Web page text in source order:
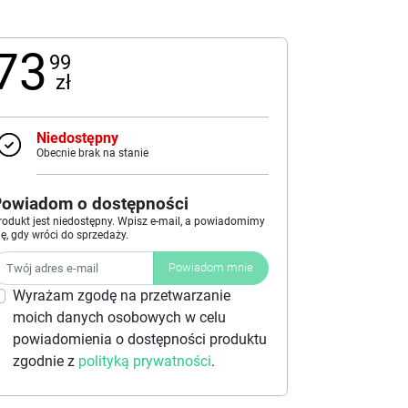
99
zł
Niedostępny
Obecnie brak na stanie
o dostępności
jest niedostępny. Wpisz e-mail, a powiadomimy
gdy wróci do sprzedaży.
Powiadom mnie
Wyrażam zgodę na przetwarzanie
moich danych osobowych w celu
powiadomienia o dostępności produktu
zgodnie z polityką prywatności.